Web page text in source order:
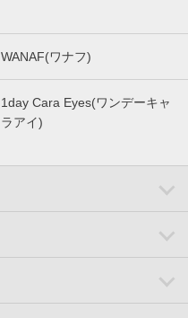
WANAF(ワナフ)
1day Cara Eyes(ワンデーキャ
ラアイ)